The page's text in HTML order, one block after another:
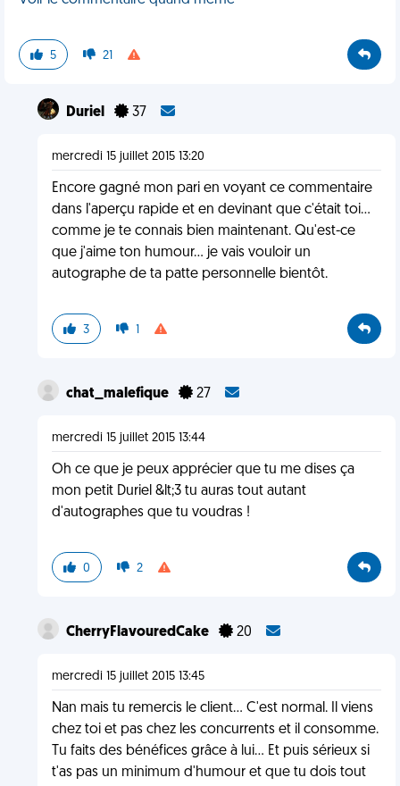
5 21
Duriel 37
mercredi 15 juillet 2015 13:20
Encore gagné mon pari en voyant ce commentaire
dans l'aperçu rapide et en devinant que c'était toi...
comme je te connais bien maintenant. Qu'est-ce
que j'aime ton humour... je vais vouloir un
autographe de ta patte personnelle bientôt.
3 1
chat_malefique 27
mercredi 15 juillet 2015 13:44
Oh ce que je peux apprécier que tu me dises ça
mon petit Duriel &lt;3 tu auras tout autant
d'autographes que tu voudras !
0 2
CherryFlavouredCake 20
mercredi 15 juillet 2015 13:45
Nan mais tu remercis le client... C'est normal. Il viens
chez toi et pas chez les concurrents et il consomme.
Tu faits des bénéfices grâce à lui... Et puis sérieux si
t'as pas un minimum d'humour et que tu dois tout